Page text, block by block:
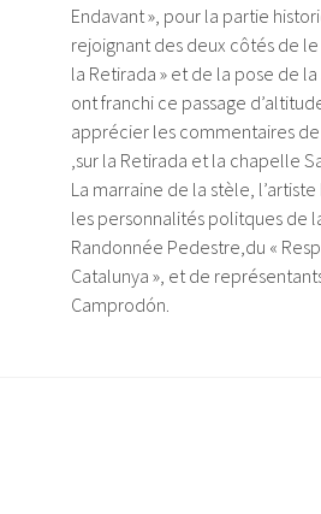
Endavant », pour la partie
rejoignant des deux côtés de
la Retirada » et de la pose de
ont franchi ce passage
apprécier les commentaires
,sur la Retirada et la chapelle
La marraine de la stèle,
les personnalités politques de
Randonnée Pedestre,du «
Catalunya », et de
Camprodón.